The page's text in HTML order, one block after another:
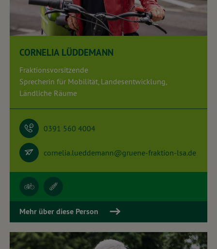
CORNELIA LÜDDEMANN
Fraktionsvorsitzende
Sprecherin für Mobilität, Landesentwicklung,
Ländliche Räume
0391 560 4004
cornelia.lueddemann@gruene-fraktion-lsa.de
Mehr über diese Person